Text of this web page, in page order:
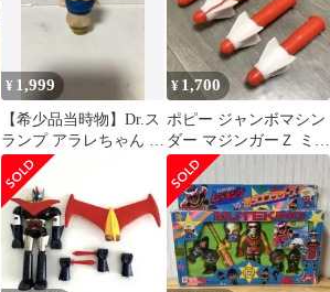
¥ 1,999
【希少品当時物】Dr.ス
ランプ アラレちゃん ‼️
アラレフィギュア 昭和
レトロ‼️
¥ 1,700
ポピー ジャンボマシン
ダー マジンガーＺ ミサ
イル 当時物